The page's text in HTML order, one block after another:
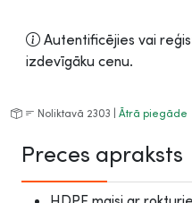
Autentificējies vai
izdevīgāku cenu.
Noliktavā 2303 | Ātrā piegāde
Preces apraksts